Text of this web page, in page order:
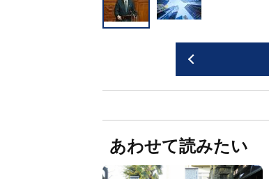
あわせて読みたい